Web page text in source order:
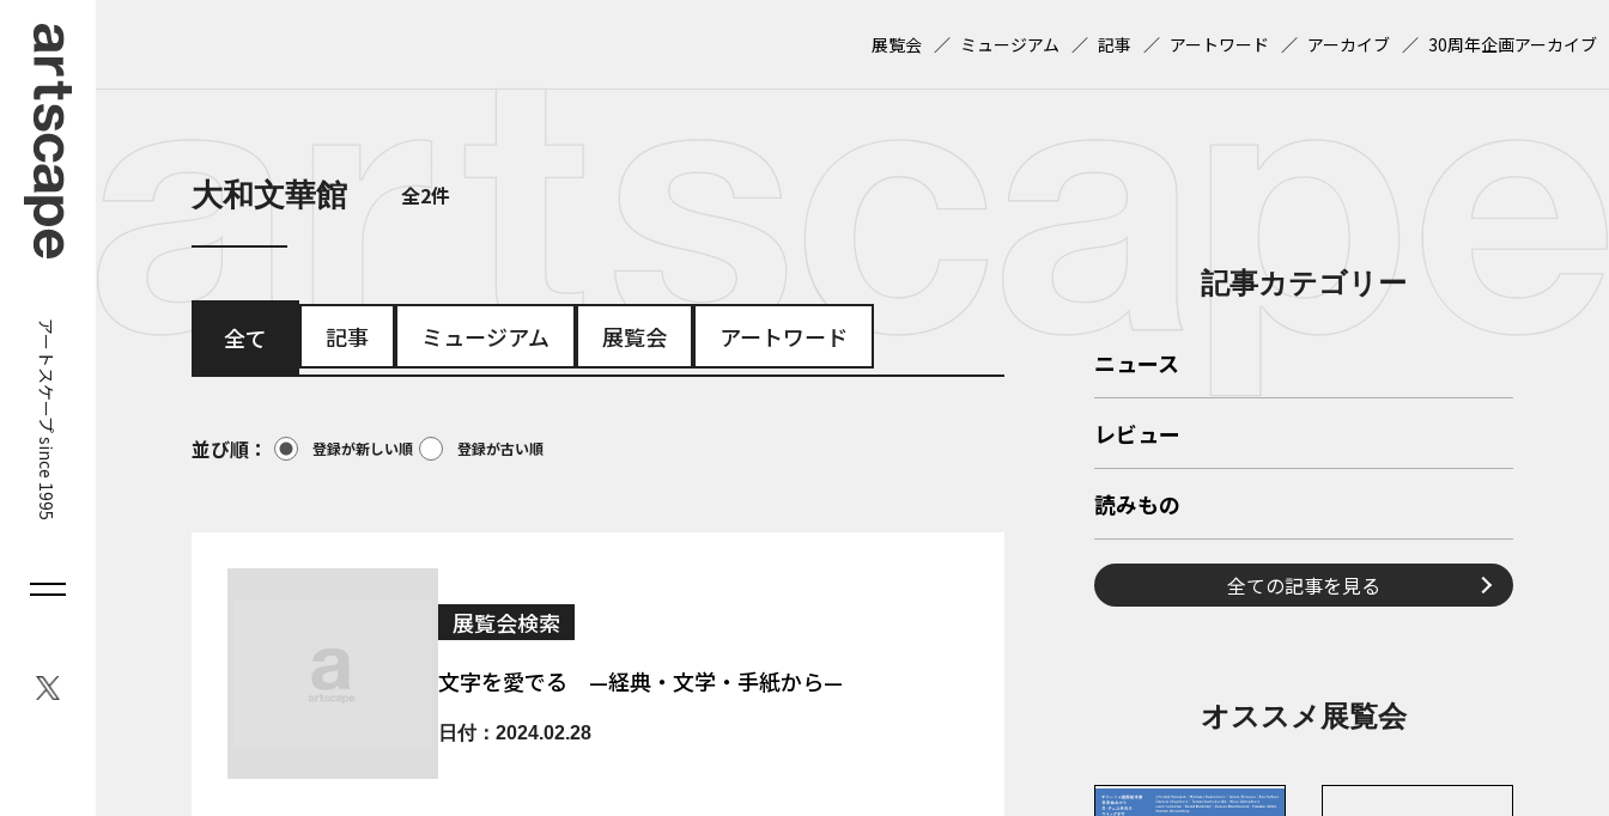
アートスケープ since 1995
展覧会 ミュージアム 記事 アートワード アーカイブ 30周年企画アーカイブ
大和文華館 全2件
全て 記事 ミュージアム 展覧会 アートワード
並び順 登録が新しい順 登録が古い順
展覧会検索
文字を愛でる —経典・文学・手紙から—
日付：2024.02.28
記事カテゴリー
ニュース
レビュー
読みもの
全ての記事を見る
オススメ展覧会